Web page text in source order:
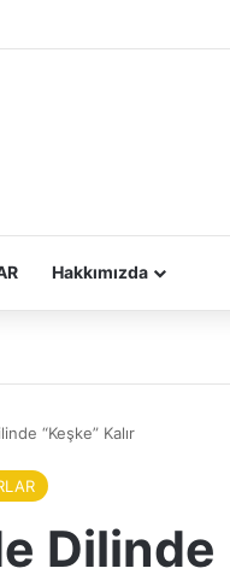
Hakkımızda
“Keşke” Kalır
Dilinde